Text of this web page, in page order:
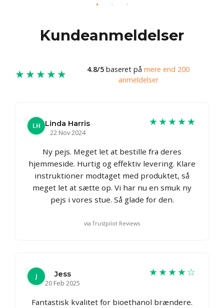
Kundeanmeldelser
★★★★★ 4.8/5 baseret på mere end 200
anmeldelser
LH
Linda Harris
22 Nov 2024
★★★★★
Ny pejs. Meget let at bestille fra deres
hjemmeside. Hurtig og effektiv levering. Klare
instruktioner modtaget med produktet, så
meget let at sætte op. Vi har nu en smuk ny
pejs i vores stue. Så glade for den.
via Trustpilot Reviews
J
Jess
20 Feb 2025
★★★★☆
Fantastisk kvalitet for bioethanol brændere.